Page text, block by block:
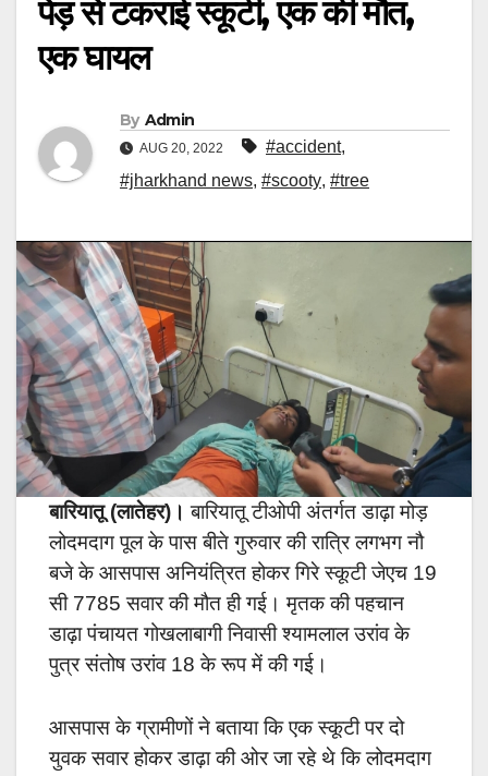
पेड़ से टकराई स्कूटी, एक की मौत,
एक घायल
By Admin
AUG 20, 2022 #accident,
#jharkhand news, #scooty, #tree
बारियातू (लातेहर)। बारियातू टीओपी अंतर्गत डाढ़ा मोड़
लोदमदाग पूल के पास बीते गुरुवार की रात्रि लगभग नौ
बजे के आसपास अनियंत्रित होकर गिरे स्कूटी जेएच 19
सी 7785 सवार की मौत ही गई। मृतक की पहचान
डाढ़ा पंचायत गोखलाबागी निवासी श्यामलाल उरांव के
पुत्र संतोष उरांव 18 के रूप में की गई।
आसपास के ग्रामीणों ने बताया कि एक स्कूटी पर दो
युवक सवार होकर डाढ़ा की ओर जा रहे थे कि लोदमदाग